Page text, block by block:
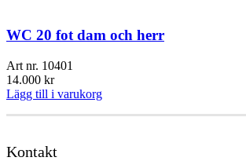
WC 20 fot dam och herr
Art nr. 10401
14.000 kr
Lägg till i varukorg
Kontakt